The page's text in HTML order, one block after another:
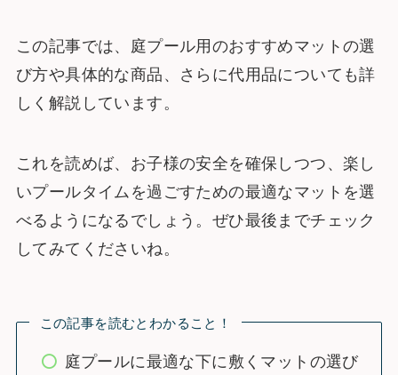
この記事では、庭プール用のおすすめマットの選
び方や具体的な商品、さらに代用品についても詳
しく解説しています。
これを読めば、お子様の安全を確保しつつ、楽し
いプールタイムを過ごすための最適なマットを選
べるようになるでしょう。ぜひ最後までチェック
してみてくださいね。
この記事を読むとわかること！
庭プールに最適な下に敷くマットの選び